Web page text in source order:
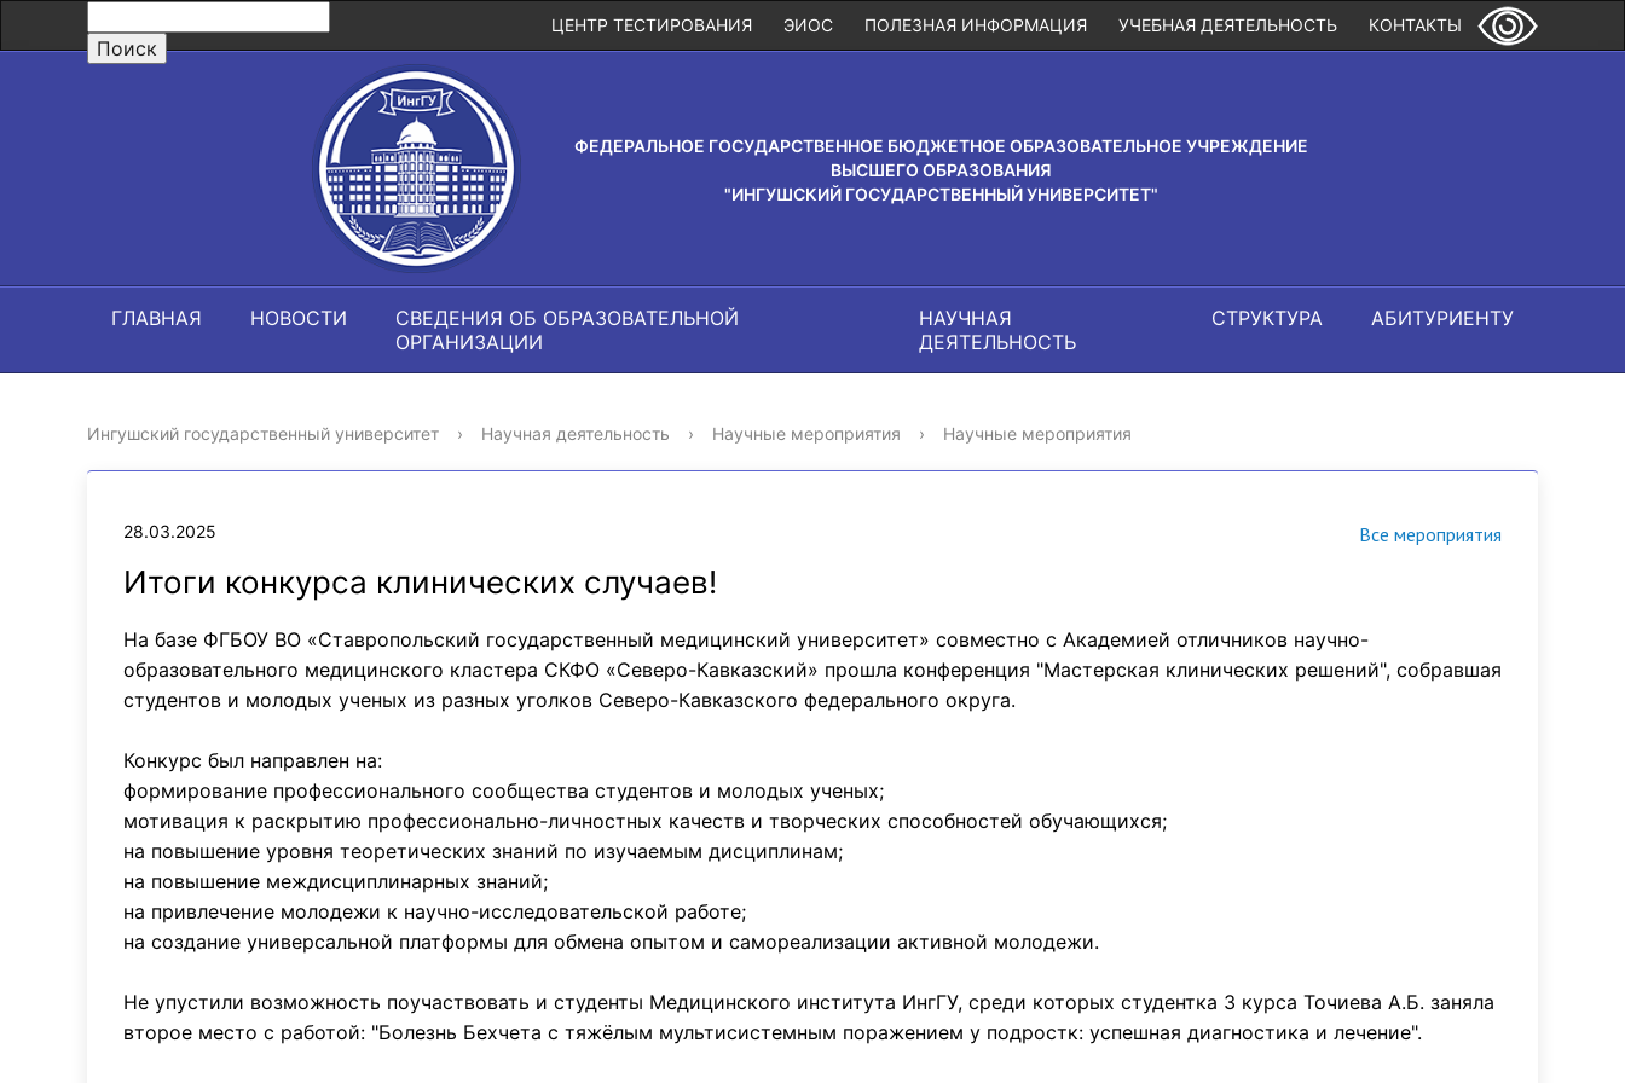
КОНТАКТЫ
УЧЕБНАЯ ДЕЯТЕЛЬНОСТЬ
ПОЛЕЗНАЯ ИНФОРМАЦИЯ
ЭИОС
ЦЕНТР ТЕСТИРОВАНИЯ
ФЕДЕРАЛЬНОЕ ГОСУДАРСТВЕННОЕ БЮДЖЕТНОЕ ОБРАЗОВАТЕЛЬНОЕ УЧРЕЖДЕНИЕ
ВЫСШЕГО ОБРАЗОВАНИЯ
"ИНГУШСКИЙ ГОСУДАРСТВЕННЫЙ УНИВЕРСИТЕТ"
ГЛАВНАЯ НОВОСТИ
СВЕДЕНИЯ ОБ ОБРАЗОВАТЕЛЬНОЙ
ОРГАНИЗАЦИИ
НАУЧНАЯ
ДЕЯТЕЛЬНОСТЬ
СТРУКТУРА АБИТУРИЕНТУ
Ингушский государственный университет › Научная деятельность › Научные мероприятия › Научные мероприятия
28.03.2025 Все мероприятия
Итоги конкурса клинических случаев!
На базе ФГБОУ ВО «Ставропольский государственный медицинский университет» совместно с Академией отличников научно-
образовательного медицинского кластера СКФО «Северо-Кавказский» прошла конференция "Мастерская клинических решений", собравшая
студентов и молодых ученых из разных уголков Северо-Кавказского федерального округа.
Конкурс был направлен на:
формирование профессионального сообщества студентов и молодых ученых;
мотивация к раскрытию профессионально-личностных качеств и творческих способностей обучающихся;
на повышение уровня теоретических знаний по изучаемым дисциплинам;
на повышение междисциплинарных знаний;
на привлечение молодежи к научно-исследовательской работе;
на создание универсальной платформы для обмена опытом и самореализации активной молодежи.
Не упустили возможность поучаствовать и студенты Медицинского института ИнгГУ, среди которых студентка 3 курса Точиева А.Б. заняла
второе место с работой: "Болезнь Бехчета с тяжёлым мультисистемным поражением у подростк: успешная диагностика и лечение".